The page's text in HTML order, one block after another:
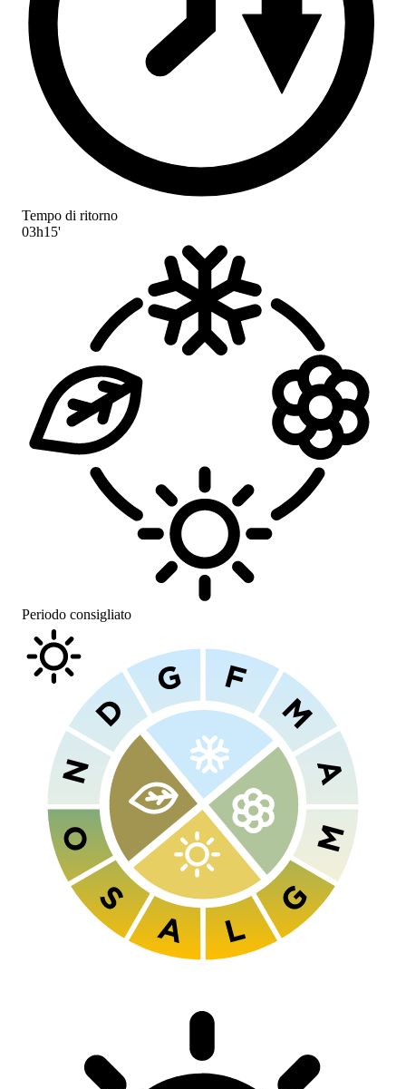
Tempo di ritorno
03h15'
Periodo consigliato